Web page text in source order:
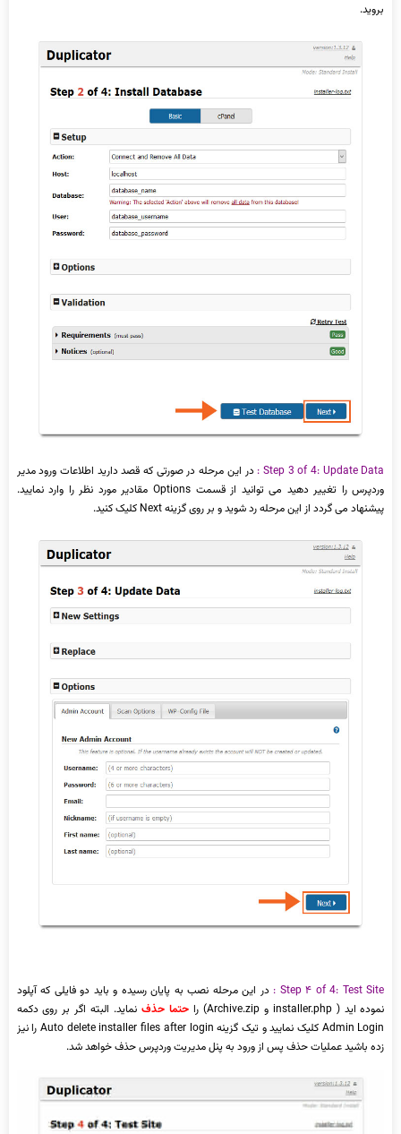
بروید.
Step 3 of 4: Update Data :
در این مرحله در صورتی که قصد دارید اطلاعات ورود مدیر
وردپرس را تغییر دهید می توانید از قسمت Options مقادیر مورد نظر را وارد نمایید.
پیشنهاد می گردد از این مرحله رد شوید و بر روی گزینه Next کلیک کنید.
Step۴ of 4: Test Site :
در این مرحله نصب به پایان رسیده و باید دو فایلی که آپلود
نموده اید ( installer.php و Archive.zip) را
حتما حذفنماید. البته اگر بر روی دکمه
Admin Login کلیک نمایید و تیک گزینه Auto delete installer files after login را نیز
زده باشید عملیات حذف پس از ورود به پنل مدیریت وردپرس حذف خواهد شد.